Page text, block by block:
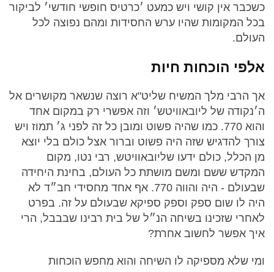
כשכבר אין קושי ויש כמעט ׳כרטיס חופשי חודשי׳ לביקור
בכל המקומות שהיו ערש החסידות ומהם נפוצה לכל
העולם.
אלפי הוכחות חיות
אך הרבי מלך המשיח שליט"א רוצה שנשאר מקושרים אל
ה׳נקודה של ליובאוויטש׳ וזה אפשרי רק במקום אחד
והוא 770. כמו שהיה פשוט ומובן כל זה לפני ג׳ תמוז ויש
צורך להדגיש שזה היה פשוט וברור אצל כולם בלי יוצא
מן הכלל, כולם ידעו שליובאוויטש, רבי נטו, מקום
המקדש ששם ומשם מושתת כל העולם, בחינת היחידה
שבעולם - היה והווה 770. אף אחד מחסידי חב״ד לא
היה לו שום ספק וספק ספיקא שבעולם על זה. בפרט
לאחרי שזכינו בשיחה הנ״ל של בית רבינו שבבבל, הרי
איך אפשר לחשוב אחרת?
ומי שלא מספיקה לו השיחה והוא מחפש הוכחות